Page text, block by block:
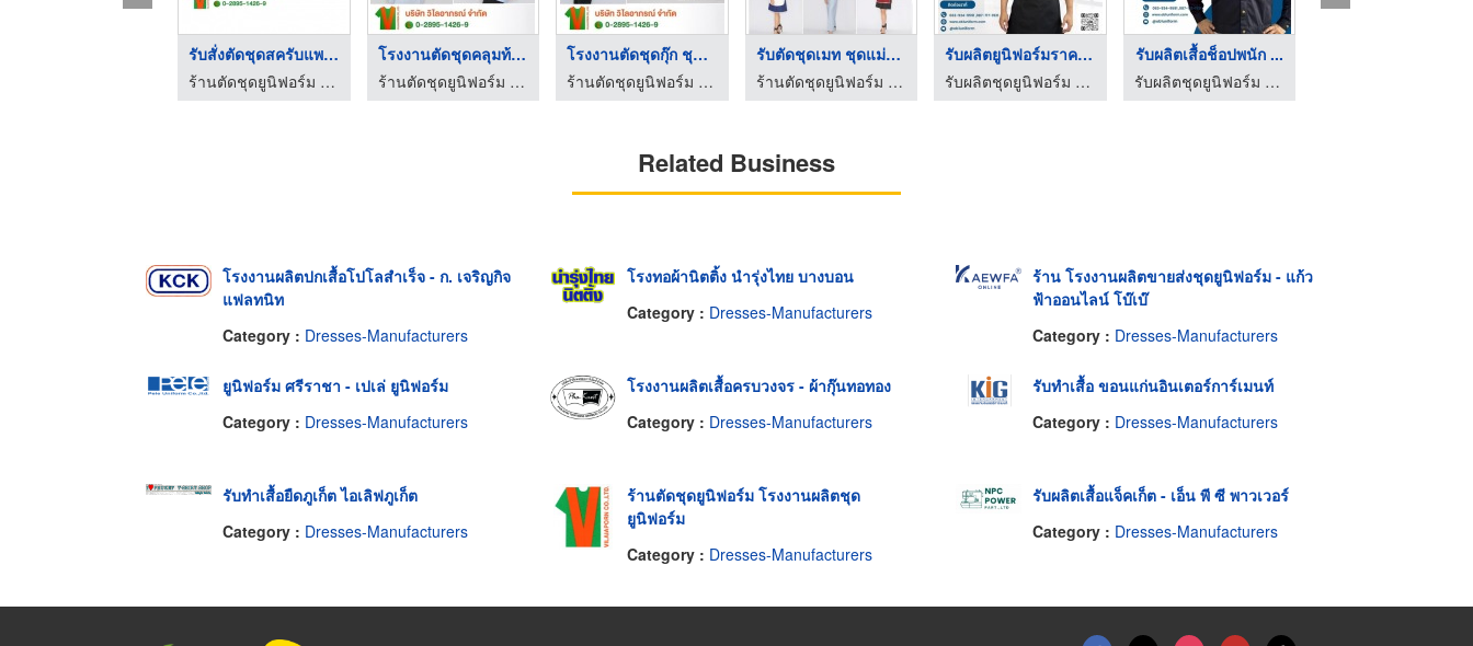
รับสั่งตัดชุดสครับแพ ...
ร้านตัดชุดยูนิฟอร์ม โรงงานผลิตชุดยูนิฟอร์ม
โรงงานตัดชุดคลุมท้อง ...
ร้านตัดชุดยูนิฟอร์ม โรงงานผลิตชุดยูนิฟอร์ม
โรงงานตัดชุดกุ๊ก ชุด ...
ร้านตัดชุดยูนิฟอร์ม โรงงานผลิตชุดยูนิฟอร์ม
รับตัดชุดเมท ชุดแม่บ ...
ร้านตัดชุดยูนิฟอร์ม โรงงานผลิตชุดยูนิฟอร์ม
รับผลิตยูนิฟอร์มราคา ...
รับผลิตชุดยูนิฟอร์ม - โอบีวันยูนิฟอร์ม
รับผลิตเสื้อช็อปพนัก ...
รับผลิตชุดยูนิฟอร์ม - โอบีวันยูนิฟอร์ม
Related Business
โรงงานผลิตปกเสื้อโปโลสำเร็จ - ก. เจริญกิจ
แฟลทนิท
Category : Dresses-Manufacturers
โรงทอผ้านิตติ้ง นำรุ่งไทย บางบอน
Category : Dresses-Manufacturers
ร้าน โรงงานผลิตขายส่งชุดยูนิฟอร์ม - แก้ว
ฟ้าออนไลน์ โบ๊เบ๊
Category : Dresses-Manufacturers
ยูนิฟอร์ม ศรีราชา - เปเล่ ยูนิฟอร์ม
Category : Dresses-Manufacturers
โรงงานผลิตเสื้อครบวงจร - ผ้ากุ๊นทอทอง
Category : Dresses-Manufacturers
รับทำเสื้อ ขอนแก่นอินเตอร์การ์เมนท์
Category : Dresses-Manufacturers
รับทำเสื้อยืดภูเก็ต ไอเลิฟภูเก็ต
Category : Dresses-Manufacturers
ร้านตัดชุดยูนิฟอร์ม โรงงานผลิตชุด
ยูนิฟอร์ม
Category : Dresses-Manufacturers
รับผลิตเสื้อแจ็คเก็ต - เอ็น พี ซี พาวเวอร์
Category : Dresses-Manufacturers